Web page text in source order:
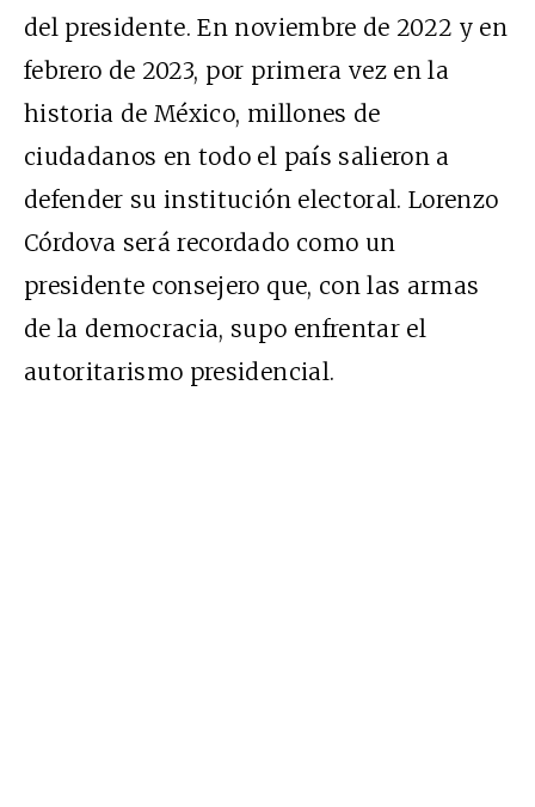
del presidente. En noviembre de 2022 y en
febrero de 2023, por primera vez en la
historia de México, millones de
ciudadanos en todo el país salieron a
defender su institución electoral. Lorenzo
Córdova será recordado como un
presidente consejero que, con las armas
de la democracia, supo enfrentar el
autoritarismo presidencial.